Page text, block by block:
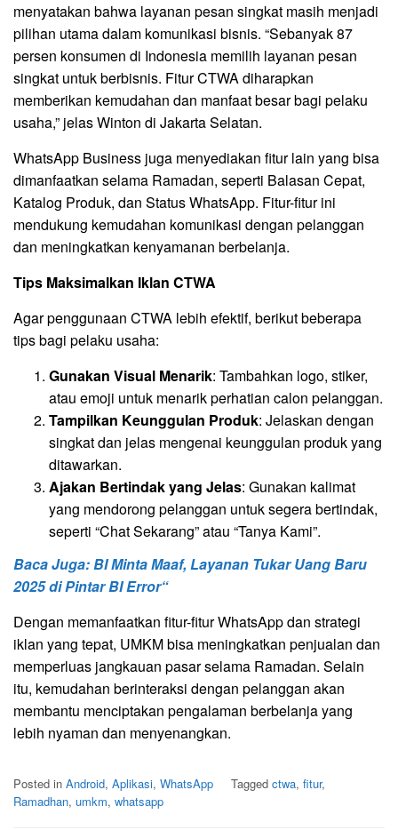
menyatakan bahwa layanan pesan singkat masih menjadi
pilihan utama dalam komunikasi bisnis. “Sebanyak 87
persen konsumen di Indonesia memilih layanan pesan
singkat untuk berbisnis. Fitur CTWA diharapkan
memberikan kemudahan dan manfaat besar bagi pelaku
usaha,” jelas Winton di Jakarta Selatan.
WhatsApp Business juga menyediakan fitur lain yang bisa
dimanfaatkan selama Ramadan, seperti Balasan Cepat,
Katalog Produk, dan Status WhatsApp. Fitur-fitur ini
mendukung kemudahan komunikasi dengan pelanggan
dan meningkatkan kenyamanan berbelanja.
Tips Maksimalkan Iklan CTWA
Agar penggunaan CTWA lebih efektif, berikut beberapa
tips bagi pelaku usaha:
Gunakan Visual Menarik: Tambahkan logo, stiker,
atau emoji untuk menarik perhatian calon pelanggan.
Tampilkan Keunggulan Produk: Jelaskan dengan
singkat dan jelas mengenai keunggulan produk yang
ditawarkan.
Ajakan Bertindak yang Jelas: Gunakan kalimat
yang mendorong pelanggan untuk segera bertindak,
seperti “Chat Sekarang” atau “Tanya Kami”.
Baca Juga: BI Minta Maaf, Layanan Tukar Uang Baru
2025 di Pintar BI Error“
Dengan memanfaatkan fitur-fitur WhatsApp dan strategi
iklan yang tepat, UMKM bisa meningkatkan penjualan dan
memperluas jangkauan pasar selama Ramadan. Selain
itu, kemudahan berinteraksi dengan pelanggan akan
membantu menciptakan pengalaman berbelanja yang
lebih nyaman dan menyenangkan.
Posted in Android, Aplikasi, WhatsApp Tagged ctwa, fitur,
Ramadhan, umkm, whatsapp